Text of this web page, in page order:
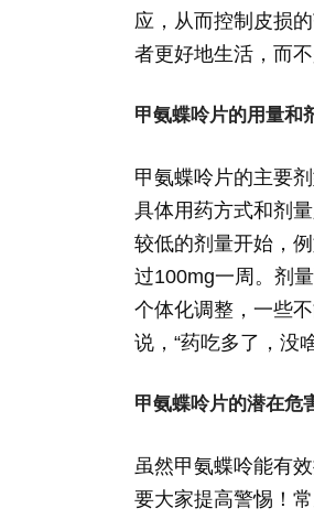
应，从而控制皮损
者更好地生活，而不
甲氨蝶呤片的用量和
甲氨蝶呤片的主要
具体用药方式和剂
较低的剂量开始，
过100mg一周。剂
个体化调整，一些
说，“药吃多了，没
甲氨蝶呤片的潜在危
虽然甲氨蝶呤能有
要大家提高警惕！